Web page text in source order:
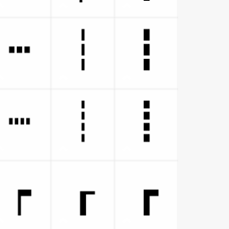
┅ ┆
┇
┉ ┊
┋
┍ ┎ ┏